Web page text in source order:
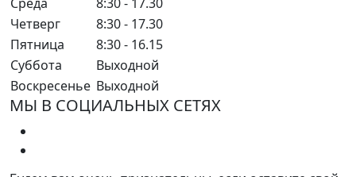
Четверг
8:30 - 17.30
Пятница
8:30 - 16.15
Суббота
Выходной
Воскресенье Выходной
МЫ В СОЦИАЛЬНЫХ СЕТЯХ